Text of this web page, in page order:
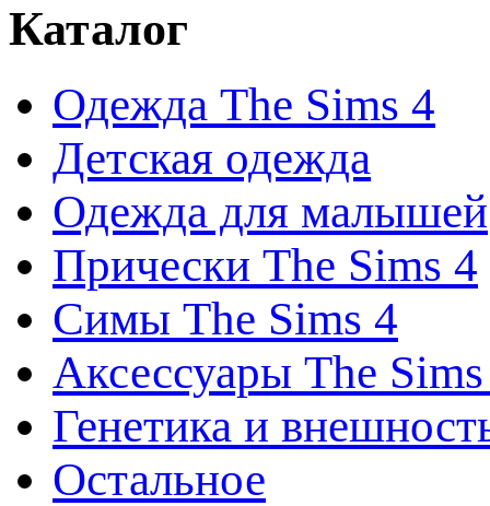
Каталог
Одежда The Sims 4
Детская одежда
Одежда для малышей
Прически The Sims 4
Симы The Sims 4
Аксессуары The
Генетика и
Остальное